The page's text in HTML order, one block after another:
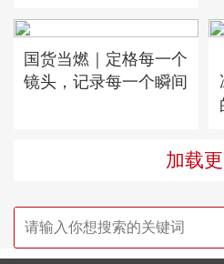
国货当燃｜定格每一个
镜头，记录每一个瞬间
加载